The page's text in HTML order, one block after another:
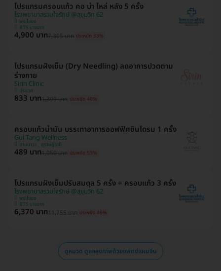
โปรแกรมครอบแก้ว คอ บ่า ไหล่ หลัง 5 ครั้ง
โรงพยาบาลรวมใจรักษ์ @สุขุมวิท 62
พระโขนง
BTS บางจาก
4,900 บาท7,305 บาท ประหยัด 33%
โปรแกรมฝังเข็ม (Dry Needling) ลดอาการปวดตาม
ร่างกาย
Sirin Clinic
ประเวศ
833 บาท1,399 บาท ประหยัด 40%
ครอบแก้วน้ำมัน บรรเทาอาการออฟฟิศซินโดรม 1 ครั้ง
Gui Tang Wellness
ยานนาวา , สุราษฎ์ธานี
489 บาท1,050 บาท ประหยัด 53%
โปรแกรมฝังเข็มปรับสมดุล 5 ครั้ง + ครอบแก้ว 3 ครั้ง
โรงพยาบาลรวมใจรักษ์ @สุขุมวิท 62
พระโขนง
BTS บางจาก
6,370 บาท11,755 บาท ประหยัด 46%
ดูหมวด ดูแลสุขภาพด้วยแพทย์แผนจีน